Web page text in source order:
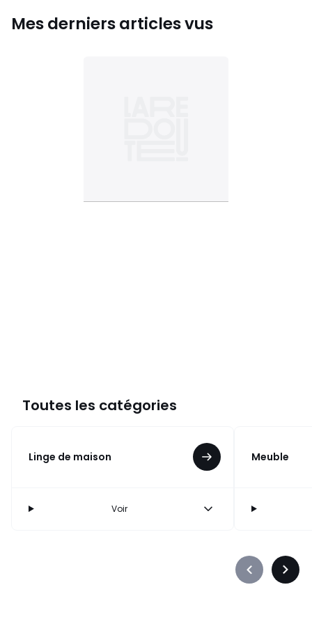
Mes derniers articles vus
Toutes les catégories
Linge de maison
Voir
Meuble
Précédent